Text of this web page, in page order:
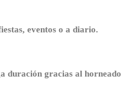
eventos o a diario.
duración gracias al horneado